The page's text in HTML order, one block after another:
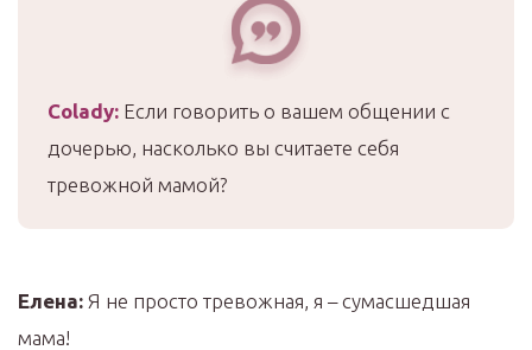
Colady: Если говорить о вашем общении с
дочерью, насколько вы считаете себя
тревожной мамой?
Елена: Я не просто тревожная, я – сумасшедшая
мама!